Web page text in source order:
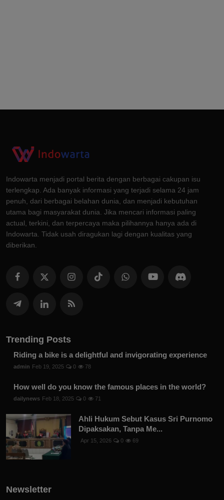
Indowarta menjadi portal berita dengan berbagai cakupan isu
terlengkap. Ada banyak informasi yang terjadi selama 24 jam
penuh, dari berbagai belahan dunia, dan menjadi kebutuhan
utama bagi masyarakat dunia. Jika mencari informasi paling
actual, terkini, dan terpercaya maka pilihannya hanya ada di
Indowarta. Tidak usah diragukan lagi dengan kualitas yang
diberikan.
Trending Posts
Riding a bike is a delightful and invigorating experience
admin Feb 19, 2025 0 78
How well do you know the famous places in the world?
dailynews Feb 18, 2025 0 71
Ahli Hukum Sebut Kasus Sri Purnomo
Dipaksakan, Tanpa Me...
Apr 15, 2026 0 69
Newsletter